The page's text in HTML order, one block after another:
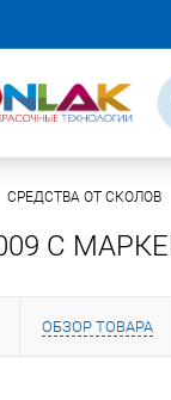
СРЕДСТВА ОТ СКОЛОВ
C
ОБЗОР ТОВАРА